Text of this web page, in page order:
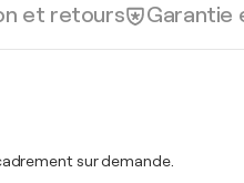
et retours Garantie
sur demande.